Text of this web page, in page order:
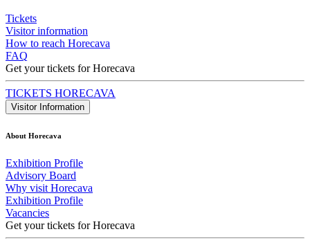
Tickets
Visitor information
How to reach Horecava
FAQ
Get your tickets for Horecava
TICKETS HORECAVA
Visitor Information
About Horecava
Exhibition Profile
Advisory Board
Why visit Horecava
Exhibition Profile
Vacancies
Get your tickets for Horecava